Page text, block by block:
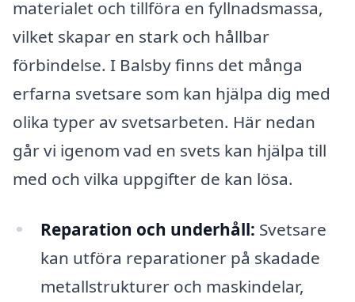
materialet och tillföra en fyllnadsmassa,
vilket skapar en stark och hållbar
förbindelse. I Balsby finns det många
erfarna svetsare som kan hjälpa dig med
olika typer av svetsarbeten. Här nedan
går vi igenom vad en svets kan hjälpa till
med och vilka uppgifter de kan lösa.
Reparation och underhåll: Svetsare
kan utföra reparationer på skadade
metallstrukturer och maskindelar,